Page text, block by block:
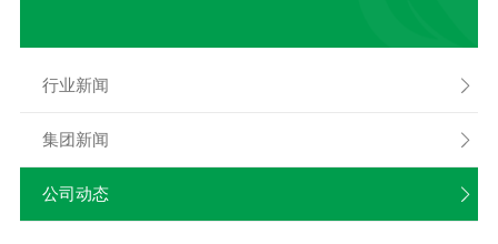
行业新闻 
集团新闻 
公司动态 